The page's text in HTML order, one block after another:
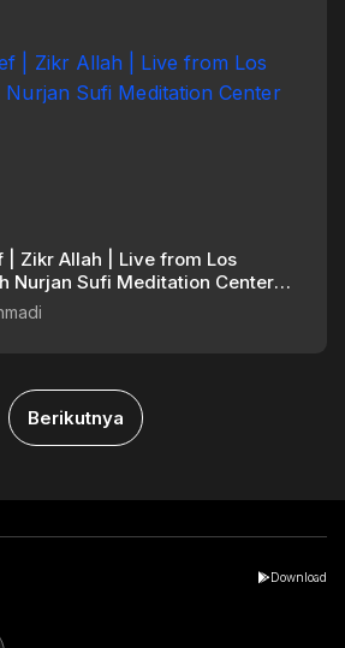
| Zikr Allah | Live from Los
Nurjan Sufi Meditation Center
Berikutnya
Download